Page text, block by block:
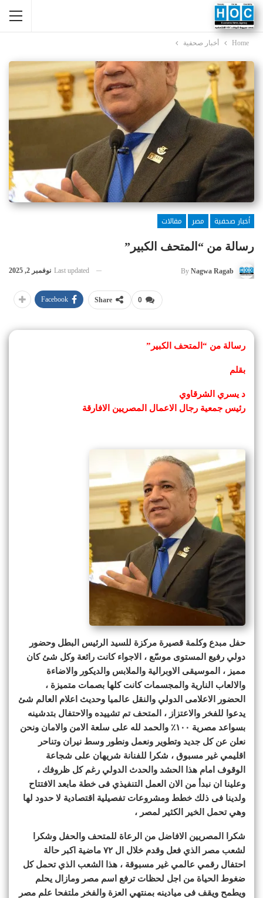
Home أخبار صحفية
أخبار صحفية مصر
مقالات
رسالة من “المتحف الكبير”
By Nagwa Ragab
Last updated نوفمبر 2, 2025
0
Share
Facebook
رسالة من “المتحف الكبير”
بقلم
د يسري الشرقاوي
رئيس جمعية رجال الاعمال المصريين الافارقة
حفل مبدع وكلمة قصيرة مركزة للسيد الرئيس البطل وحضور
دولي رفيع المستوى موسّع ، الاجواء كانت رائعة وكل شئ كان
مميز ، الموسيقى الاوبرالية والملابس والديكور والاضاءة
والالعاب النارية والمجسمات كانت كلها بصمات متميزة ،
الحضور الاعلامى الدولي والنقل عالميا وحديث اعلام العالم شئ
يدعوا للفخر والاعتزاز ، المتحف تم تشييده والاحتفال بتدشينه
بسواعد مصرية ١٠٠٪؜ والحمد لله على سلعة الامن والامان ونحن
نعلن عن كل جديد وتطوير ونعمل ونطور وسط نيران وتناحر
اقليمي غير مسبوق ، شكرا للفنانة شريهان على شجاعة
الوقوف امام هذا الحشد والحدث الدولي رغم كل ظروفك ،
وعلينا ان نبدأ من الان العمل التنفيذي فى خطة مابعد الافتتاح
ولدينا فى ذلك خطط ومشروعات تفصيلية اقتصادية لا حدود لها
وهي تحمل الخير الكثير لمصر ،
شكرا المصريين الافاضل من الرعاة للمتحف والحفل وشكرا
لشعب مصر الذي فعل وقدم خلال ال ٧٢ ماضية اكبر حالة
احتفال رقمي عالمي غير مسبوقة ، هذا الشعب الذي تحمل كل
ضغوط الحياة من اجل لحظات ترفع اسم مصر ومازال يحلم
ويطمح ويقف فى ميادينه بمنتهي العزة والفخر ملتفحا علم مصر